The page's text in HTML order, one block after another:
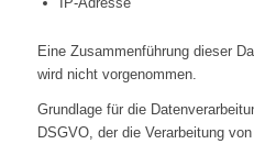
Eine Zusammenführung dieser
wird nicht vorgenommen.
Grundlage für die
DSGVO, der die Verarbeitung